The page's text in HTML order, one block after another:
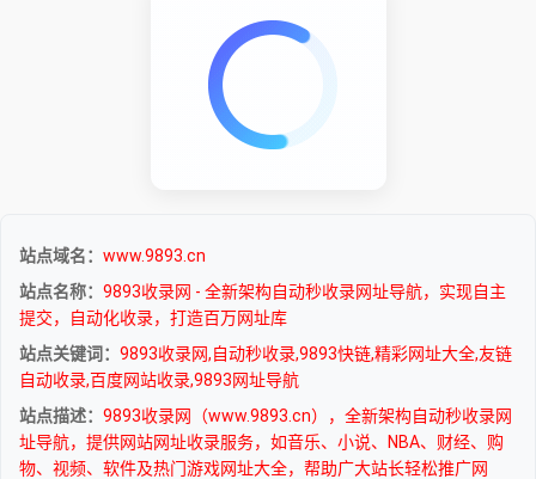
站点域名： www.9893.cn
站点名称： 9893收录网 - 全新架构自动秒收录网址导航，实现自主
提交，自动化收录，打造百万网址库
站点关键词： 9893收录网,自动秒收录,9893快链,精彩网址大全,友链
自动收录,百度网站收录,9893网址导航
站点描述： 9893收录网（www.9893.cn），全新架构自动秒收录网
址导航，提供网站网址收录服务，如音乐、小说、NBA、财经、购
物、视频、软件及热门游戏网址大全，帮助广大站长轻松推广网